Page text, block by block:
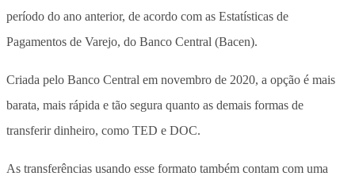
período do ano anterior, de acordo com as Estatísticas de
Pagamentos de Varejo, do Banco Central (Bacen).
Criada pelo Banco Central em novembro de 2020, a opção é mais
barata, mais rápida e tão segura quanto as demais formas de
transferir dinheiro, como TED e DOC.
As transferências usando esse formato também contam com uma